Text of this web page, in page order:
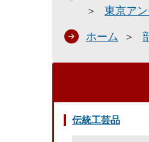
東京ア
ホーム
伝統工芸品